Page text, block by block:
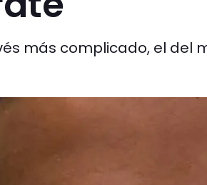
más complicado, el del